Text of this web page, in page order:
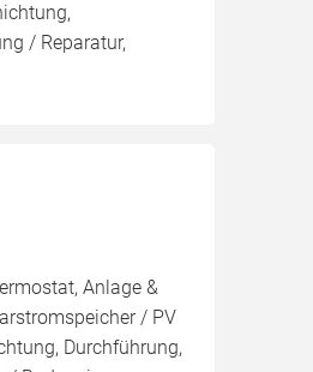
/ Reparatur,
Anlage &
/ PV
Durchführung,